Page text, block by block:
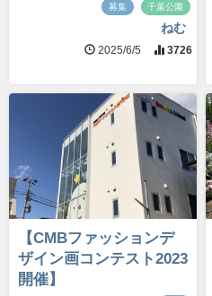
募集 千葉公園
ねむ
2025/6/5 3726
【CMBファッションデ
ザイン画コンテスト2023
開催】